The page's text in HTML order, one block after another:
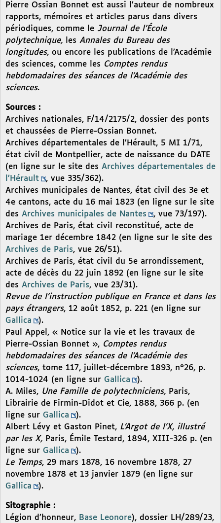
Pierre Ossian Bonnet est aussi l’auteur de nombreux
rapports, mémoires et articles parus dans divers
périodiques, comme le Journal de l’École
polytechnique,
les Annales du Bureau des
longitudes, ou encore les publications de l’Académie
des sciences, comme les Comptes rendus
hebdomadaires des séances de l’Académie des
sciences.
Sources :
Archives nationales, F/14/2175/2, dossier des ponts
et chaussées de Pierre-Ossian Bonnet.
Archives départementales de l’Hérault, 5 MI 1/71,
état civil de Montpellier, acte de naissance du DATE
(en ligne sur le site des Archives départementales de
l’Hérault
, vue 335/362).
Archives municipales de Nantes, état civil des 3e et
4e cantons, acte du 16 mai 1823 (en ligne sur le site
des Archives municipales de Nantes
, vue 73/197).
Archives de Paris, état civil reconstitué, acte de
mariage 1er décembre 1842 (en ligne sur le site des
Archives de Paris, vue 26/51).
Archives de Paris, état civil du 5e arrondissement,
acte de décès du 22 juin 1892 (en ligne sur le site
des Archives de Paris, vue 23/31).
Revue de l’instruction publique en France et dans les
pays étrangers, 12 août 1852, p. 221 (en ligne sur
Gallica
).
Paul Appel, « Notice sur la vie et les travaux de
Pierre-Ossian Bonnet », Comptes rendus
hebdomadaires des séances de l’Académie des
sciences, tome 117, juillet-décembre 1893, n°26, p.
1014-1024 (en ligne sur Gallica
).
A. Miles, Une Famille de polytechniciens, Paris,
Librairie de Firmin-Didot et Cie, 1888, 366 p. (en
ligne sur Gallica
).
Albert Lévy et Gaston Pinet, L’Argot de l’X, illustré
par les X, Paris, Émile Testard, 1894, XIII-326 p. (en
ligne sur Gallica
).
Le Temps, 29 mars 1878, 16 novembre 1878, 27
novembre 1878 et 13 janvier 1879 (en ligne sur
Gallica
).
Sitographie :
Légion d’honneur, Base Leonore), dossier LH/289/23,